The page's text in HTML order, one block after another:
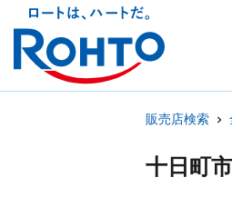
販売店検索
十日町